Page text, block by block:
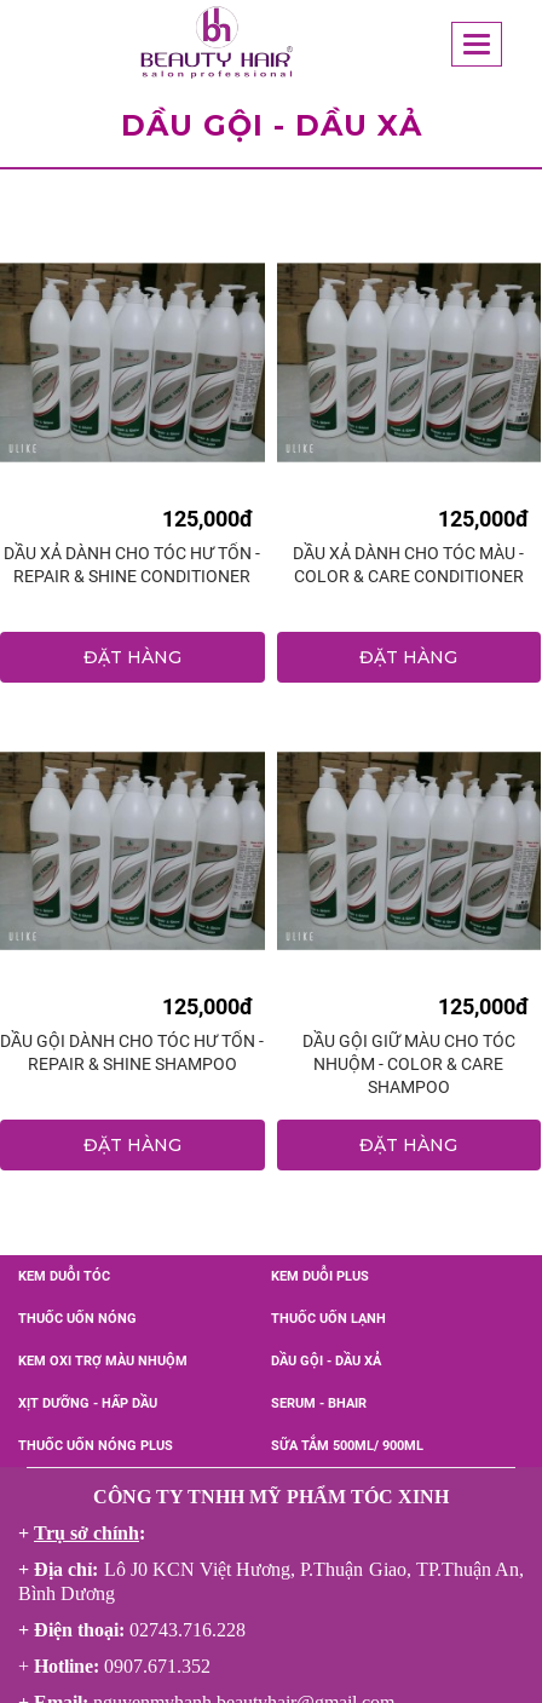
DẦU GỘI - DẦU XẢ
DẦU XẢ DÀNH CHO TÓC HƯ TỔN -
REPAIR & SHINE CONDITIONER
125,000đ
ĐẶT HÀNG
DẦU XẢ DÀNH CHO TÓC MÀU -
COLOR & CARE CONDITIONER
125,000đ
ĐẶT HÀNG
DẦU GỘI DÀNH CHO TÓC HƯ TỔN -
REPAIR & SHINE SHAMPOO
125,000đ
ĐẶT HÀNG
DẦU GỘI GIỮ MÀU CHO TÓC
NHUỘM - COLOR & CARE
SHAMPOO
125,000đ
ĐẶT HÀNG
KEM DUỖI TÓC KEM DUỖI PLUS
THUỐC UỐN NÓNG THUỐC UỐN LẠNH
KEM OXI TRỢ MÀU NHUỘM DẦU GỘI - DẦU XẢ
XỊT DƯỠNG - HẤP DẦU SERUM - BHAIR
THUỐC UỐN NÓNG PLUS SỮA TẮM 500ML/ 900ML
CÔNG TY TNHH MỸ PHẨM TÓC XINH
+ Trụ sở chính:
+ Địa chỉ: Lô J0 KCN Việt Hương, P.Thuận Giao, TP.Thuận An,
Bình Dương
+ Điện thoại: 02743.716.228
+ Hotline: 0907.671.352